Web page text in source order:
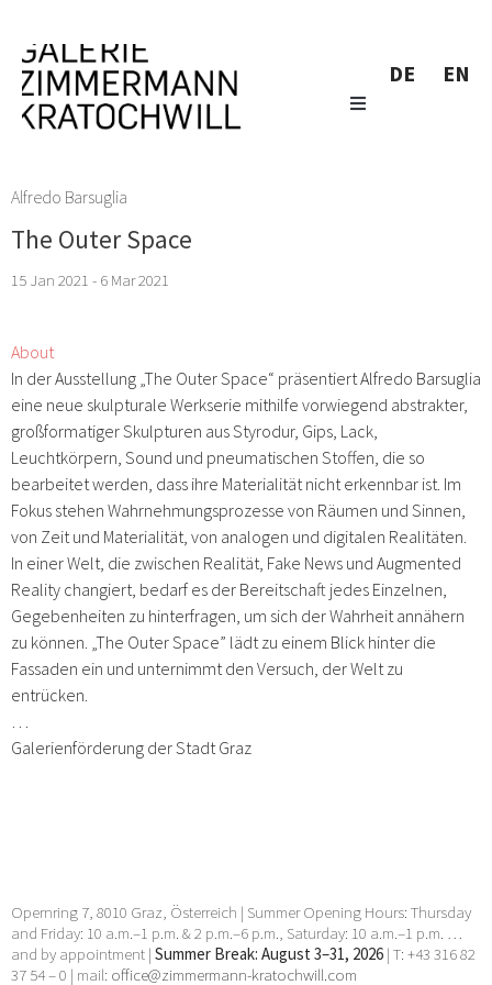
DE EN
Alfredo Barsuglia
The Outer Space
15 Jan 2021 - 6 Mar 2021
About
In der Ausstellung „The Outer Space“ präsentiert Alfredo Barsuglia
eine neue skulpturale Werkserie mithilfe vorwiegend abstrakter,
großformatiger Skulpturen aus Styrodur, Gips, Lack,
Leuchtkörpern, Sound und pneumatischen Stoffen, die so
bearbeitet werden, dass ihre Materialität nicht erkennbar ist. Im
Fokus stehen Wahrnehmungsprozesse von Räumen und Sinnen,
von Zeit und Materialität, von analogen und digitalen Realitäten.
In einer Welt, die zwischen Realität, Fake News und Augmented
Reality changiert, bedarf es der Bereitschaft jedes Einzelnen,
Gegebenheiten zu hinterfragen, um sich der Wahrheit annähern
zu können. „The Outer Space” lädt zu einem Blick hinter die
Fassaden ein und unternimmt den Versuch, der Welt zu
entrücken.
Galerienförderung der Stadt Graz
Opernring 7, 8010 Graz, Österreich | Summer Opening Hours: Thursday
and Friday: 10 a.m.–1 p.m. & 2 p.m.–6 p.m., Saturday: 10 a.m.–1 p.m. …
and by appointment | Summer Break: August 3–31, 2026 | T: +43 316 82
37 54 – 0 | mail: office@zimmermann-kratochwill.com